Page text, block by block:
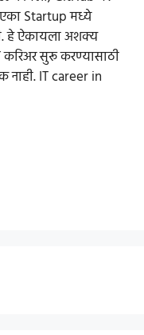
Startup मध्ये
हे ऐकायला अशक्य
सुरू करण्यासाठी
IT career in